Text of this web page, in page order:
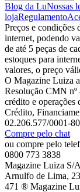
Blog da LuNossas
lojaRegulamento
Preços e condições
internet, podendo
de até 5 peças de
estoques para
valores, o preço
O Magazine Luiza
Resolução CMN nº
crédito e operações
Crédito,
02.206.577/0001-
Compre pelo chat
ou compre pelo
0800 773 3838
Magazine Luiza S/
Arnulfo de Lima,
471 ® Magazine